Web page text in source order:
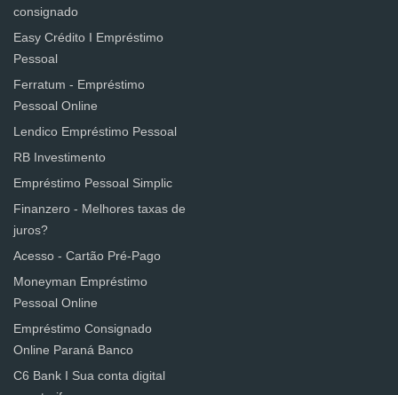
consignado
Easy Crédito I Empréstimo
Pessoal
Ferratum - Empréstimo
Pessoal Online
Lendico Empréstimo Pessoal
RB Investimento
Empréstimo Pessoal Simplic
Finanzero - Melhores taxas de
juros?
Acesso - Cartão Pré-Pago
Moneyman Empréstimo
Pessoal Online
Empréstimo Consignado
Online Paraná Banco
C6 Bank I Sua conta digital